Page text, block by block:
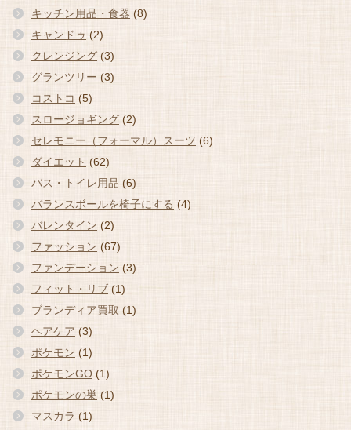
キッチン用品・食器 (8)
キャンドゥ (2)
クレンジング (3)
グランツリー (3)
コストコ (5)
スロージョギング (2)
セレモニー（フォーマル）スーツ (6)
ダイエット (62)
バス・トイレ用品 (6)
バランスボールを椅子にする (4)
バレンタイン (2)
ファッション (67)
ファンデーション (3)
フィット・リブ (1)
ブランディア買取 (1)
ヘアケア (3)
ポケモン (1)
ポケモンGO (1)
ポケモンの巣 (1)
マスカラ (1)